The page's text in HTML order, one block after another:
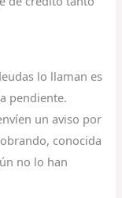
lo llaman es
pendiente.
un aviso por
conocida
no lo han